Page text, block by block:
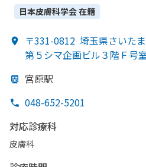
日本皮膚科学会在籍
〒331-0812 埼玉県さいた
第５シマ企画ビル３階Ｆ号
宮原駅
048-652-5201
対応診療科
皮膚科